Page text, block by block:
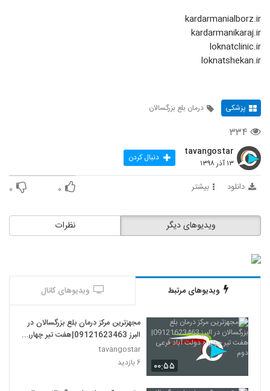
kardarmanialborz.ir
kardarmanikaraj.ir
loknatclinic.ir
loknatshekan.ir
پزشکی درمان بلع بزرگسالان
۳۳۴
tavangostar
۱۳ آذر ۱۳۹۸ دنبال کردن
دانلود بیشتر ۰ ۰
نظرات ویدیوهای دیگر
ویدیوهای مرتبط ویدیوهای کانال
۰۰:۵۵
مجهزترین مرکز درمان بلع بزرگسالان در
البرز 09121623463|هفت تیر چهارراه
دولت آباد فرعی دوم
tavangostar
۶ بازدید